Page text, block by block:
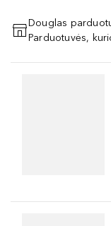
Douglas
Parduotuvės,
Praleisti slankiklį
Praleisti slankiklį